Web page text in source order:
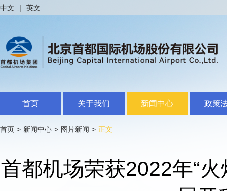
中文 | 英文
首页 关于我们 新闻中心 政策
首页 > 新闻中心 > 图片新闻 > 正文
首都机场荣获2022年“